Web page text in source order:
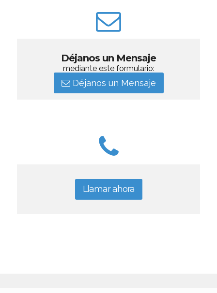
Déjanos un Mensaje
mediante este formulario:
Déjanos un Mensaje
Llamar ahora